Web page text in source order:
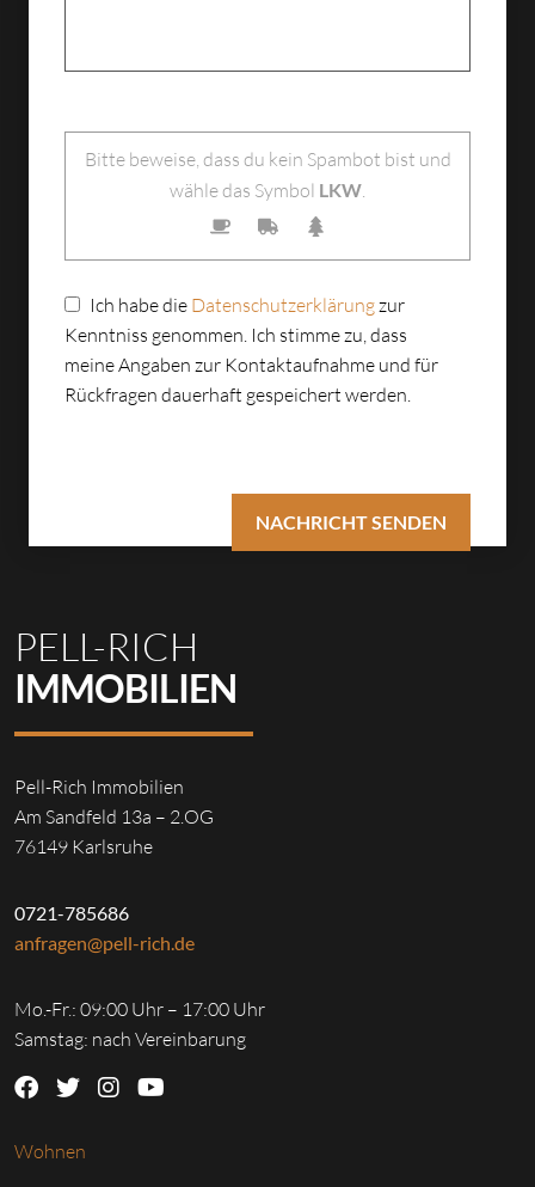
Bitte beweise, dass du kein Spambot bist und
wähle das Symbol LKW.
Ich habe die Datenschutzerklärungzur
Kenntniss genommen. Ich stimme zu, dass
meine Angaben zur Kontaktaufnahme und für
Rückfragen dauerhaft gespeichert werden.
PELL-RICH
IMMOBILIEN
Pell-Rich Immobilien
Am Sandfeld 13a – 2.OG
76149 Karlsruhe
0721-785686
anfragen@pell-rich.de
Mo.-Fr.: 09:00 Uhr – 17:00 Uhr
Samstag: nach Vereinbarung
Wohnen